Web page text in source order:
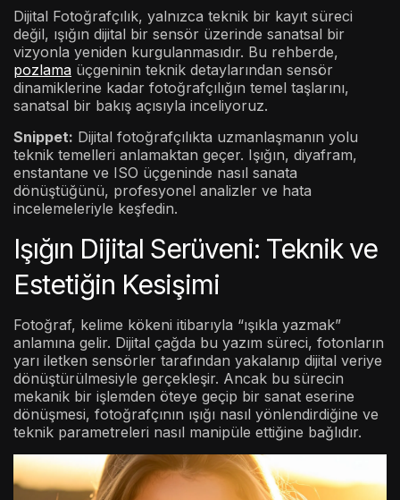
Dijital Fotoğrafçılık, yalnızca teknik bir kayıt süreci
değil, ışığın dijital bir sensör üzerinde sanatsal bir
vizyonla yeniden kurgulanmasıdır. Bu rehberde,
pozlama üçgeninin teknik detaylarından sensör
dinamiklerine kadar fotoğrafçılığın temel taşlarını,
sanatsal bir bakış açısıyla inceliyoruz.
Snippet: Dijital fotoğrafçılıkta uzmanlaşmanın yolu
teknik temelleri anlamaktan geçer. Işığın, diyafram,
enstantane ve ISO üçgeninde nasıl sanata
dönüştüğünü, profesyonel analizler ve hata
incelemeleriyle keşfedin.
Işığın Dijital Serüveni: Teknik ve
Estetiğin Kesişimi
Fotoğraf, kelime kökeni itibarıyla “ışıkla yazmak”
anlamına gelir. Dijital çağda bu yazım süreci, fotonların
yarı iletken sensörler tarafından yakalanıp dijital veriye
dönüştürülmesiyle gerçekleşir. Ancak bu sürecin
mekanik bir işlemden öteye geçip bir sanat eserine
dönüşmesi, fotoğrafçının ışığı nasıl yönlendirdiğine ve
teknik parametreleri nasıl manipüle ettiğine bağlıdır.